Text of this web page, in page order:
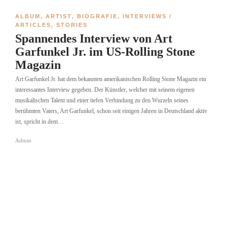
ALBUM, ARTIST, BIOGRAFIE, INTERVIEWS /
ARTICLES, STORIES
Spannendes Interview von Art
Garfunkel Jr. im US-Rolling Stone
Magazin
Art Garfunkel Jr. hat dem bekannten amerikanischen Rolling Stone Magazin ein
interessantes Interview gegeben. Der Künstler, welcher mit seinem eigenen
musikalischen Talent und einer tiefen Verbindung zu den Wurzeln seines
berühmten Vaters, Art Garfunkel, schon seit einigen Jahren in Deutschland aktiv
ist, spricht in dem…
Admin